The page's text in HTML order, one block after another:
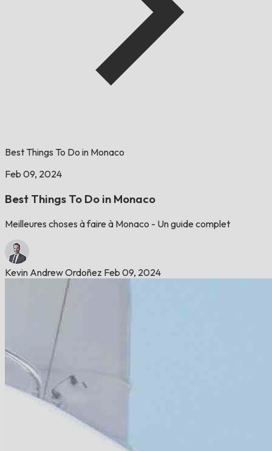
Best Things To Do in Monaco
Feb 09, 2024
Best Things To Do in Monaco
Meilleures choses à faire à Monaco - Un guide complet
Kevin Andrew Ordoñez Feb 09, 2024